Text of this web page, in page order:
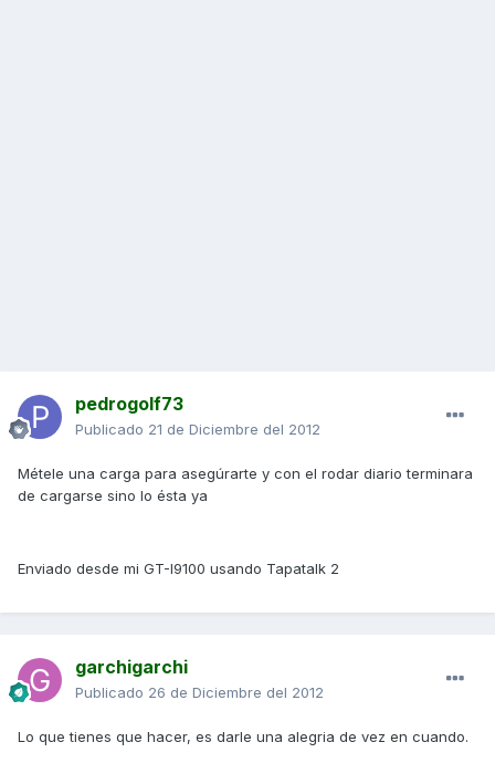
pedrogolf73
Publicado 21 de Diciembre del 2012
Métele una carga para asegúrarte y con el rodar diario terminara
de cargarse sino lo ésta ya
Enviado desde mi GT-I9100 usando Tapatalk 2
garchigarchi
Publicado 26 de Diciembre del 2012
Lo que tienes que hacer, es darle una alegria de vez en cuando.